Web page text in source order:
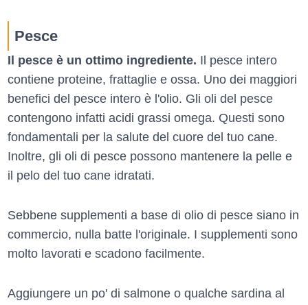
Pesce
Il pesce è un ottimo ingrediente. Il pesce intero
contiene proteine, frattaglie e ossa. Uno dei maggiori
benefici del pesce intero è l'olio. Gli oli del pesce
contengono infatti acidi grassi omega. Questi sono
fondamentali per la salute del cuore del tuo cane.
Inoltre, gli oli di pesce possono mantenere la pelle e
il pelo del tuo cane idratati.
Sebbene supplementi a base di olio di pesce siano in
commercio, nulla batte l'originale. I supplementi sono
molto lavorati e scadono facilmente.
Aggiungere un po' di salmone o qualche sardina al